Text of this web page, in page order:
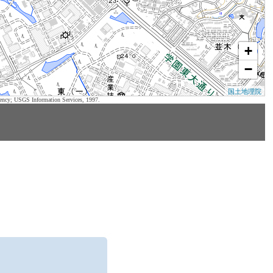
+
−
国土地理院
USGS Information Services, 1997.